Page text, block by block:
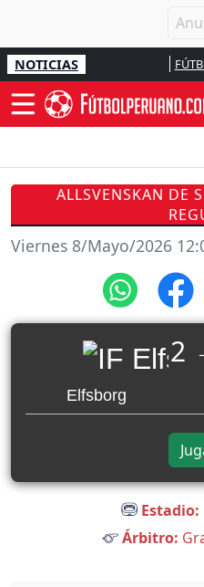
NOTICIAS
ALLSVENSKAN DE
Viernes 8/Mayo/2026
Elfsborg
2
Estadio:
Árbitro: